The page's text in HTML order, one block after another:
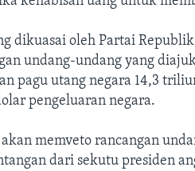
dikuasai oleh Partai
undang-undang yang
pagu utang negara 14,3
pengeluaran negara.
memveto rancangan
dari sekutu presiden